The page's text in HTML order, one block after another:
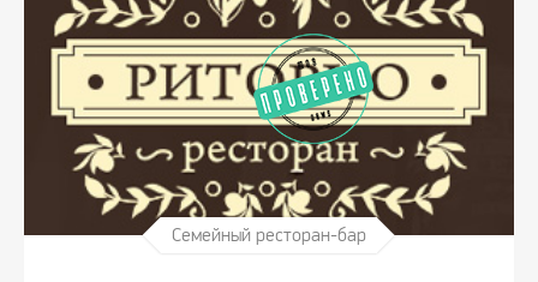
Семейный ресторан-бар